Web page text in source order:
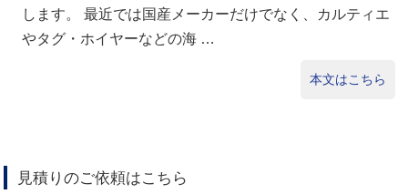
します。 最近では国産メーカーだけでなく、カルティエ
やタグ・ホイヤーなどの海 …
本文はこちら
見積りのご依頼はこちら